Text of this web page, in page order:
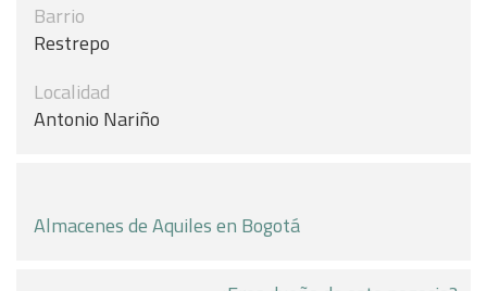
Barrio
Restrepo
Localidad
Antonio Nariño
Almacenes de Aquiles en Bogotá